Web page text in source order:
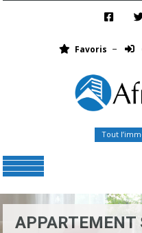
Favoris
Tout
APPARTEMENT